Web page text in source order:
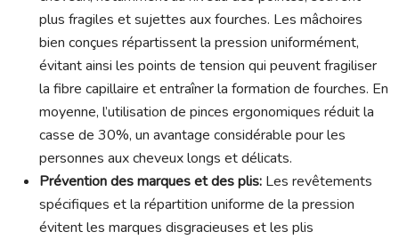
plus fragiles et sujettes aux fourches. Les mâchoires
bien conçues répartissent la pression uniformément,
évitant ainsi les points de tension qui peuvent fragiliser
la fibre capillaire et entraîner la formation de fourches. En
moyenne, l’utilisation de pinces ergonomiques réduit la
casse de 30%, un avantage considérable pour les
personnes aux cheveux longs et délicats.
Prévention des marques et des plis: Les revêtements
spécifiques et la répartition uniforme de la pression
évitent les marques disgracieuses et les plis